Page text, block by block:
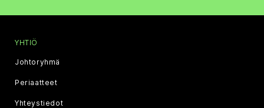
YHTIÖ
Johtoryhmä
Periaatteet
Yhteystiedot